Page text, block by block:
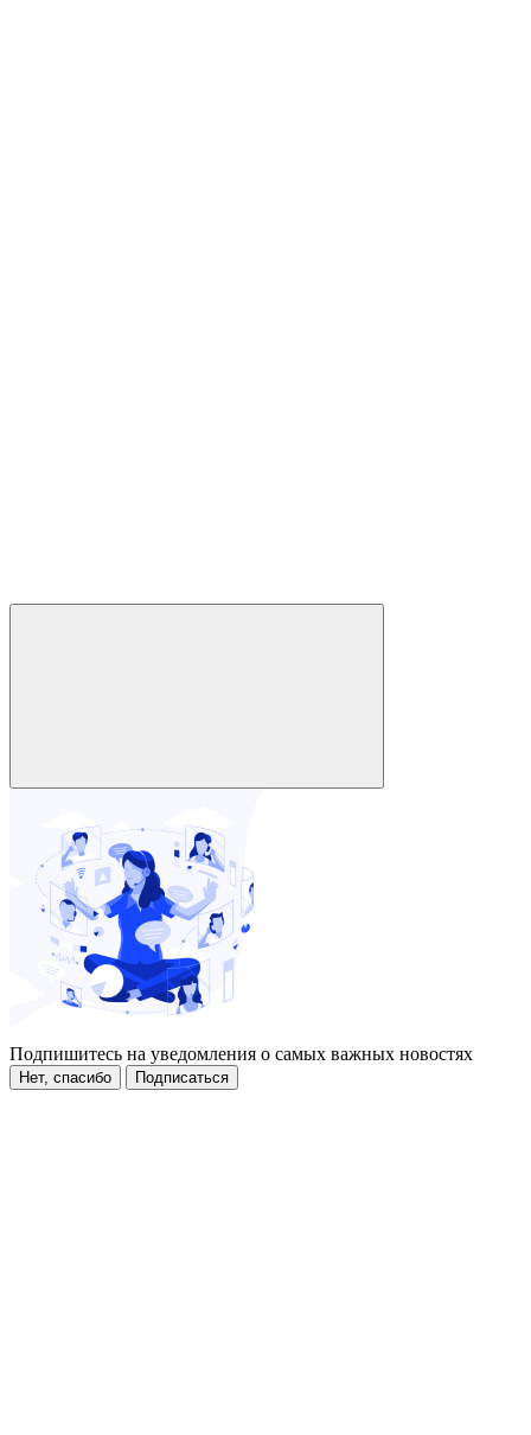
Подпишитесь на уведомления о самых важных новостях
Нет, спасибо Подписаться